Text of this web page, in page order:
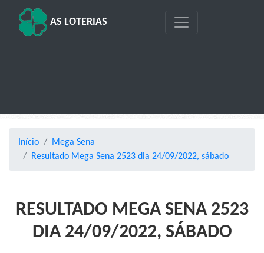
AS LOTERIAS
Início
Mega Sena
Resultado Mega Sena 2523 dia 24/09/2022, sábado
RESULTADO MEGA SENA 2523
DIA 24/09/2022, SÁBADO